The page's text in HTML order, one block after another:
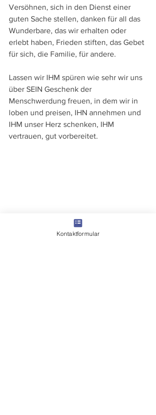
Versöhnen, sich in den Dienst einer
guten Sache stellen, danken für all das
Wunderbare, das wir erhalten oder
erlebt haben, Frieden stiften, das Gebet
für sich, die Familie, für andere.
Lassen wir IHM spüren wie sehr wir uns
über SEIN Geschenk der
Menschwerdung freuen, in dem wir in
loben und preisen, IHN annehmen und
IHM unser Herz schenken, IHM
vertrauen, gut vorbereitet.
Kontaktformular